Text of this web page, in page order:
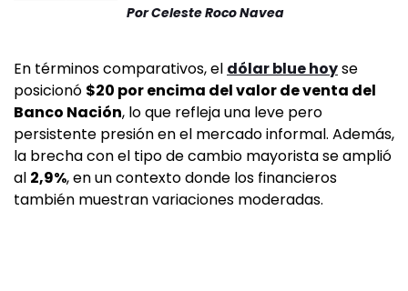
PorCeleste Roco Navea
En términos comparativos, el dólar blue hoyse
posicionó $20 por encima del valor de venta del
Banco Nación, lo que refleja una leve pero
persistente presión en el mercado informal. Además,
la brecha con el tipo de cambio mayorista se amplió
al 2,9%, en un contexto donde los financieros
también muestran variaciones moderadas.